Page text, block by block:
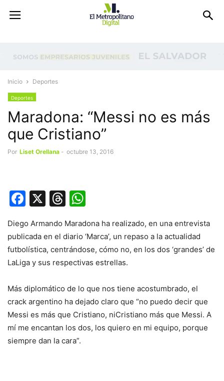
Inicio Deportes
Deportes
Maradona: “Messi no es más
que Cristiano”
Por Liset Orellana - octubre 13, 2016
Facebook
X Threads
Diego Armando Maradona ha realizado, en una entrevista
publicada en el diario ‘Marca’, un repaso a la actualidad
futbolística, centrándose, cómo no, en los dos ‘grandes’ de
LaLiga y sus respectivas estrellas.
Más diplomático de lo que nos tiene acostumbrado, el
crack argentino ha dejado claro que “no puedo decir que
Messi es más que Cristiano, niCristiano más que Messi. A
mí me encantan los dos, los quiero en mi equipo, porque
siempre dan la cara”.